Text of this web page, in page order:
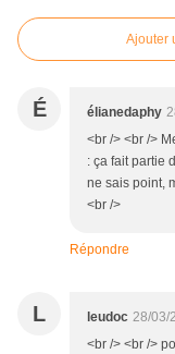
Ajouter
É élianedaphy
<br /> <br />
: ça fait partie
ne sais point,
<br />
Répondre
L leudoc 28/03/
<br /> <br />